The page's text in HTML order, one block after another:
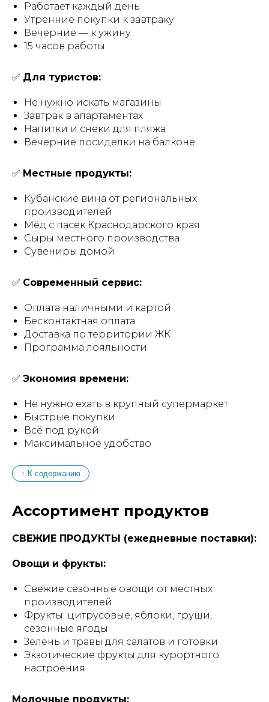
Работает каждый день
Утренние покупки к завтраку
Вечерние — к ужину
15 часов работы
✅ Для туристов:
Не нужно искать магазины
Завтрак в апартаментах
Напитки и снеки для пляжа
Вечерние посиделки на балконе
✅ Местные продукты:
Кубанские вина от региональных
производителей
Мёд с пасек Краснодарского края
Сыры местного производства
Сувениры домой
✅ Современный сервис:
Оплата наличными и картой
Бесконтактная оплата
Доставка по территории ЖК
Программа лояльности
✅ Экономия времени:
Не нужно ехать в крупный супермаркет
Быстрые покупки
Всё под рукой
Максимальное удобство
↑ К содержанию
Ассортимент продуктов
СВЕЖИЕ ПРОДУКТЫ (ежедневные поставки):
Овощи и фрукты:
Свежие сезонные овощи от местных
производителей
Фрукты: цитрусовые, яблоки, груши,
сезонные ягоды
Зелень и травы для салатов и готовки
Экзотические фрукты для курортного
настроения
Молочные продукты: